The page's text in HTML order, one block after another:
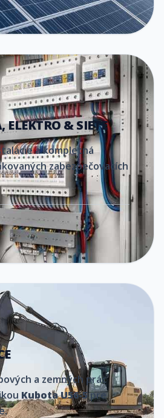
ELEKTRO & SIETE
a kompletná
zabezpečovacích
a zemných prác
Kubota U56-5pre